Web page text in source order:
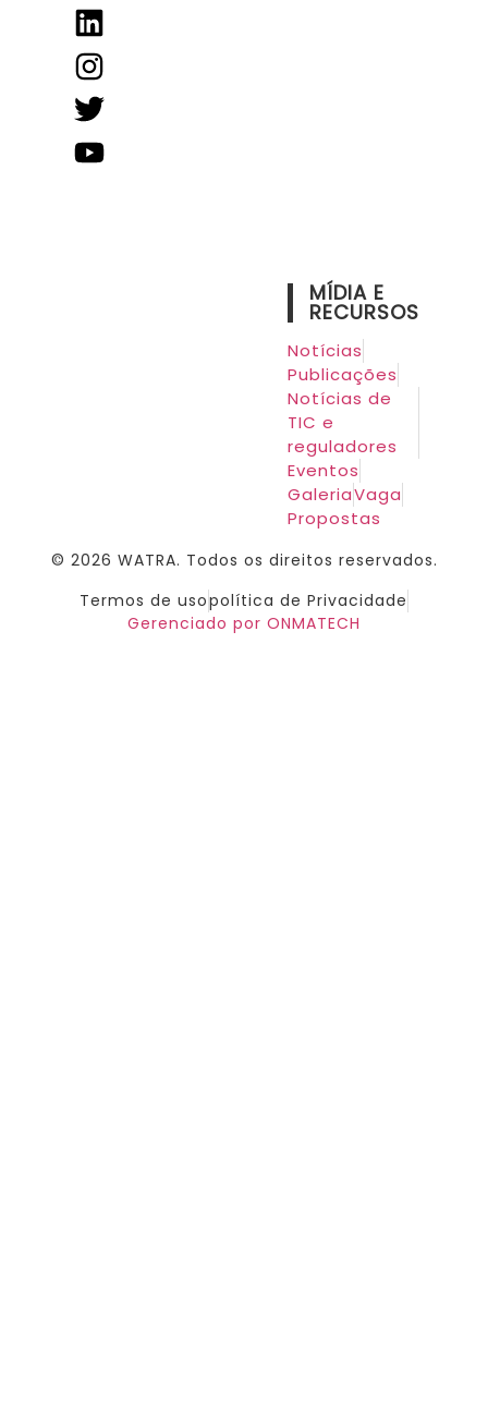
MÍDIA E
RECURSOS
Notícias
Publicações
Notícias de
TIC e
reguladores
Eventos
GaleriaVaga
Propostas
© 2026 WATRA. Todos os direitos reservados.
Termos de usopolítica de Privacidade
Gerenciado por ONMATECH